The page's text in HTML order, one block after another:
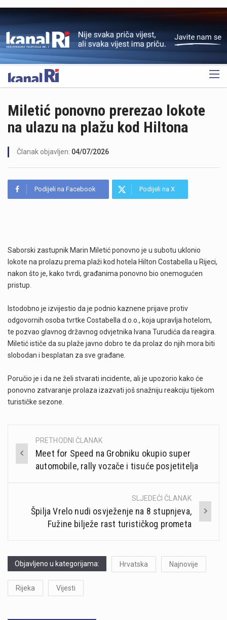
OGLAS
Miletić ponovno prerezao lokote
na ulazu na plažu kod Hiltona
Članak objavljen: 04/07/2026
Podijeli na Facebook Podijeli na X
Saborski zastupnik Marin Miletić ponovno je u subotu uklonio
lokote na prolazu prema plaži kod hotela Hilton Costabella u Rijeci,
nakon što je, kako tvrdi, građanima ponovno bio onemogućen
pristup.
Istodobno je izvijestio da je podnio kaznene prijave protiv
odgovornih osoba tvrtke Costabella d.o.o., koja upravlja hotelom,
te pozvao glavnog državnog odvjetnika Ivana Turudića da reagira.
Miletić ističe da su plaže javno dobro te da prolaz do njih mora biti
slobodan i besplatan za sve građane.
Poručio je i da ne želi stvarati incidente, ali je upozorio kako će
ponovno zatvaranje prolaza izazvati još snažniju reakciju tijekom
turističke sezone.
Post
navigation
PRETHODNI ČLANAK
Meet for Speed na Grobniku okupio super
automobile, rally vozače i tisuće posjetitelja
SLJEDEĆI ČLANAK
Špilja Vrelo nudi osvježenje na 8 stupnjeva,
Fužine bilježe rast turističkog prometa
Objavljeno u kategorijama: Hrvatska Najnovije
Rijeka Vijesti